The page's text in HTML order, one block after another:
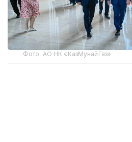
Фото: АО НК «КазМунайГаз»